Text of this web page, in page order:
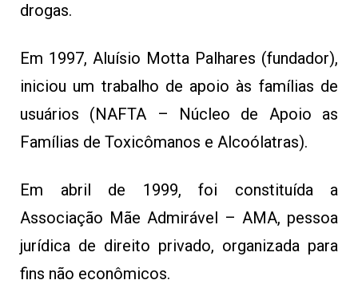
drogas.
Em 1997, Aluísio Motta Palhares (fundador),
iniciou um trabalho de apoio às famílias de
usuários (NAFTA – Núcleo de Apoio as
Famílias de Toxicômanos e Alcoólatras).
Em abril de 1999, foi constituída a
Associação Mãe Admirável – AMA, pessoa
jurídica de direito privado, organizada para
fins não econômicos.